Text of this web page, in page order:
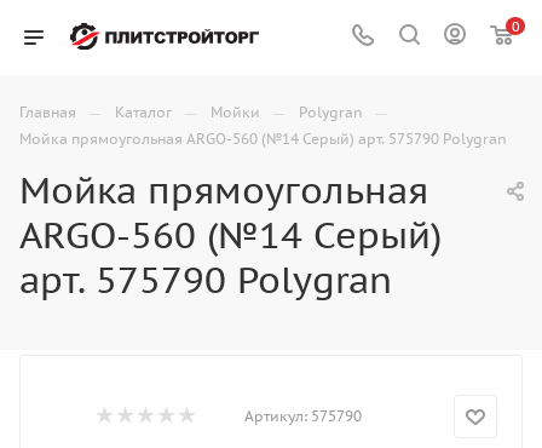
0
Главная — Каталог — Мойки — Polygran —
Мойка прямоугольная ARGO-560 (№14 Серый) арт. 575790 Polygran
Мойка прямоугольная
ARGO-560 (№14 Серый)
арт. 575790 Polygran
Артикул: 575790